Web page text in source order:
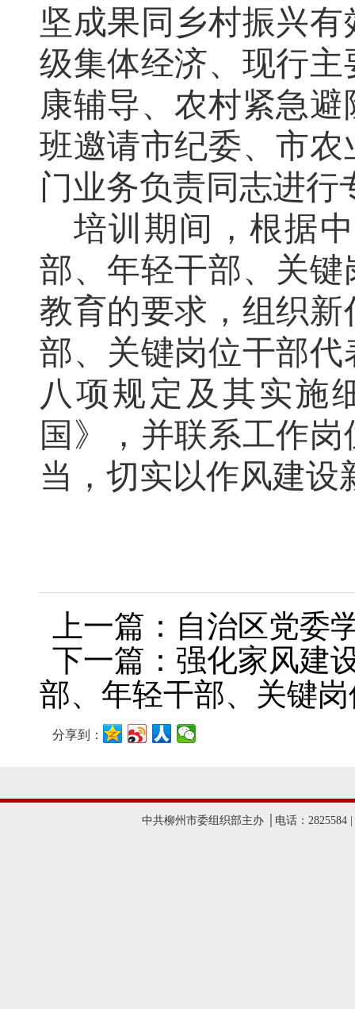
坚成果同乡村振兴
级集体经济、现行
康辅导、农村紧急
班邀请市纪委、市
门业务负责同志进行
培训期间，根据
部、年轻干部、关
教育的要求，组织
部、关键岗位干部代
八项规定及其实施
国》，并联系工作
当，切实以作风建设
上一篇：自治区党委
下一篇：强化家风建
部、年轻干部、关键
分享到：
中共柳州市委组织部主办 │电话：2825584